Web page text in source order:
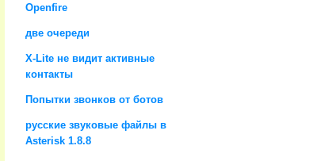
Openfire
две очереди
X-Lite не видит активные
контакты
Попытки звонков от ботов
русские звуковыe файлы в
Asterisk 1.8.8